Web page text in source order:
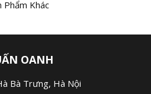
Phẩm Khác
OANH
Bà Trưng, Hà Nội